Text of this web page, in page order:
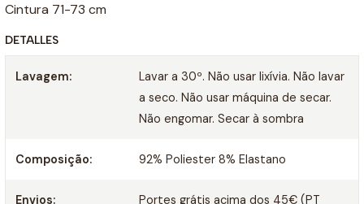
Cintura 71-73 cm
DETALLES
Lavagem:
Lavar a 30º. Não usar lixívia. Não lavar
a seco. Não usar máquina de secar.
Não engomar. Secar à sombra
Composição: 92% Poliester 8% Elastano
Envios:
Portes grátis acima dos 45€ (PT